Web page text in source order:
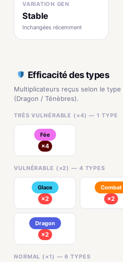
VARIATION GEN
Stable
Inchangées récemment
Efficacité des types
Multiplicateurs reçus selon le
(Dragon / Ténèbres).
TRÈS VULNÉRABLE (×4) — 1 TYPE
Fée
×4
VULNÉRABLE (×2) — 4 TYPES
Glace
×2
Combat
×2
Dragon
×2
NORMAL (×1) — 6 TYPES